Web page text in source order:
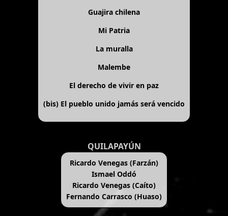
Guajira chilena
Mi Patria
La muralla
Malembe
El derecho de vivir en paz
(bis) El pueblo unido jamás será vencido
QUILAPAYÚN
Ricardo Venegas (Farzán)
Ismael Oddó
Ricardo Venegas (Caíto)
Fernando Carrasco (Huaso)